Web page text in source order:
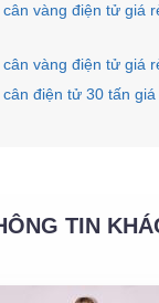
vàng điện tử giá
vàng điện tử giá
điện tử 30 tấn
TIN